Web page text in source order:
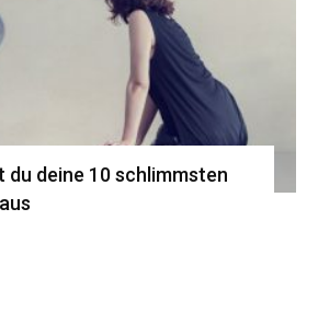
du deine 10 schlimmsten